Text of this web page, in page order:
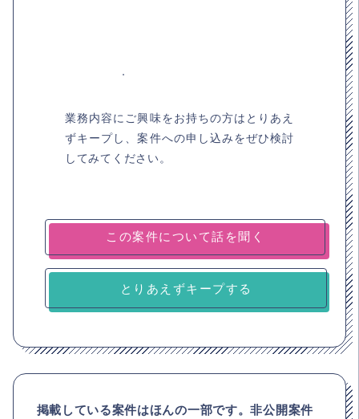
業務内容にご興味をお持ちの方はとりあえ
ずキープし、案件への申し込みをぜひ検討
してみてください。
とりあえずキープする
掲載している案件はほんの一部です。非公開案件